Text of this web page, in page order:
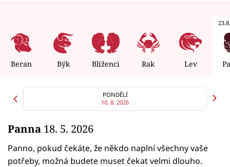
Témata
Celebrity
Seriály
Horoskopy
Sledujte prima+
Beran Býk Blíženci Rak Lev
PONDĚLÍ
10. 8. 2026
Panna 18. 5. 2026
Panno, pokud čekáte, že někdo naplní všechny vaše
potřeby, možná budete muset čekat velmi dlouho.